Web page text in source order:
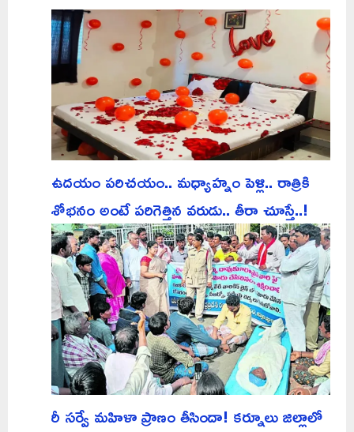
ఉదయం పరిచయం.. మధ్యాహ్నం పెళ్లి.. రాత్రికి
శోభనం అంటే పరిగెత్తిన వరుడు.. తీరా చూస్తే..!
రీ సర్వే మహిళా ప్రాణం తీసిందా! కర్నూలు జిల్లాలో